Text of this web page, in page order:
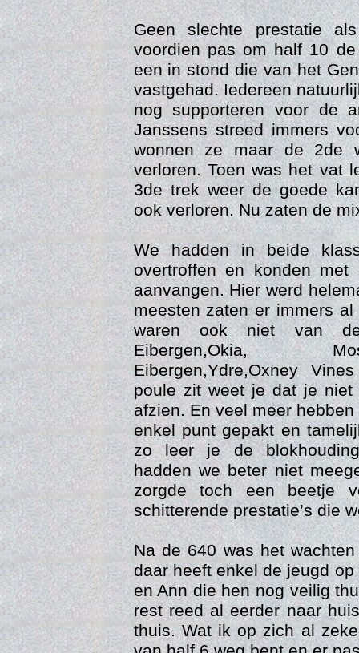
Geen slechte prestatie
voordien pas om half 10
een in stond die van het
vastgehad. Iedereen
nog supporteren voor de
Janssens streed immers
wonnen ze maar de 2de
verloren. Toen was het vat
3de trek weer de goede
ook verloren. Nu zaten de
We hadden in beide
overtroffen en konden
aanvangen. Hier werd
meesten zaten er immers
waren ook niet van
Eibergen,Okia,
Eibergen,Ydre,Oxney
poule zit weet je dat je
afzien. En veel meer
enkel punt gepakt en
zo leer je de
hadden we beter niet
zorgde toch een beetje
schitterende prestatie’s die
Na de 640 was het
daar heeft enkel de jeugd
en Ann die hen nog veilig
rest reed al eerder naar
thuis. Wat ik op zich al